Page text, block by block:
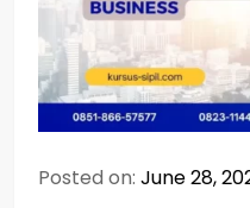
Posted on: June 28,